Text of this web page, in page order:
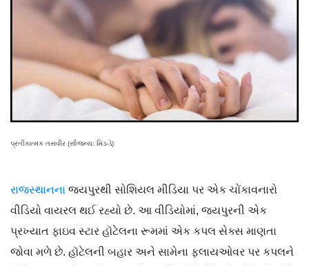
પ્રતીકાત્મક તસવીર (સૌજન્ય: મિડ-ડે)
રાજસ્થાનના જયપુરથી સોશિયલ મીડિયા પર એક ચોંકાવનારો
વીડિયો વાયરલ થઈ રહ્યો છે. આ વીડિયોમાં, જયપુરની એક
પ્રખ્યાત ફાઇવ સ્ટાર હૉટેલના રૂમમાં એક કપલ સેક્સ માણતા
જોવા મળે છે. હૉટેલની બહાર અને સામેના ફ્લાયઓવર પર કપલને